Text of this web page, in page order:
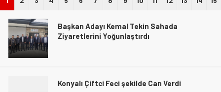
Başkan Adayı Kemal Tekin Sahada
Ziyaretlerini Yoğunlaştırdı
Konyalı Çiftci Feci şekilde Can Verdi